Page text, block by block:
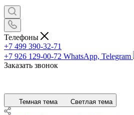
Телефоны
+7 499 390-32-71
+7 926 129-00-72 WhatsApp, Telegram
Заказать звонок
Темная тема Светлая тема